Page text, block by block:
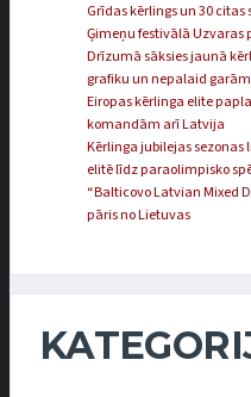
Grīdas kērlings un 30
Ģimeņu festivālā Uzvaras
Drīzumā sāksies jaunā
grafiku un nepalaid
Eiropas kērlinga elite
komandām arī Latvija
Kērlinga jubilejas
elitē līdz paraolimpisko
“Balticovo Latvian Mixed
pāris no Lietuvas